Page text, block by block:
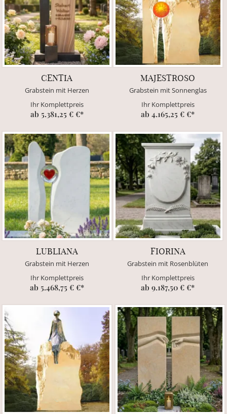
CENTIA
Grabstein mit Herzen
Ihr Komplettpreis
ab 5.381,25 € €*
MAJESTROSO
Grabstein mit Sonnenglas
Ihr Komplettpreis
ab 4.165,25 € €*
LUBLIANA
Grabstein mit Herzen
Ihr Komplettpreis
ab 5.468,75 € €*
FIORINA
Grabstein mit Rosenblüten
Ihr Komplettpreis
ab 9.187,50 € €*